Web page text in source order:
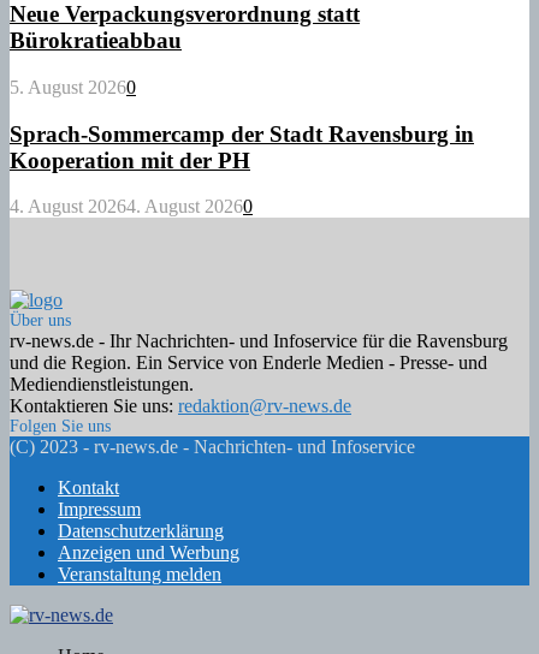
Neue Verpackungsverordnung statt
Bürokratieabbau
5. August 20260
Sprach-Sommercamp der Stadt Ravensburg in
Kooperation mit der PH
4. August 20264. August 20260
Über uns
rv-news.de - Ihr Nachrichten- und Infoservice für die Ravensburg
und die Region. Ein Service von Enderle Medien - Presse- und
Mediendienstleistungen.
Kontaktieren Sie uns: redaktion@rv-news.de
Folgen Sie uns
Facebook
Twitter
Instagram
Email
Rss
(C) 2023 - rv-news.de - Nachrichten- und Infoservice
Kontakt
Impressum
Datenschutzerklärung
Anzeigen und Werbung
Veranstaltung melden